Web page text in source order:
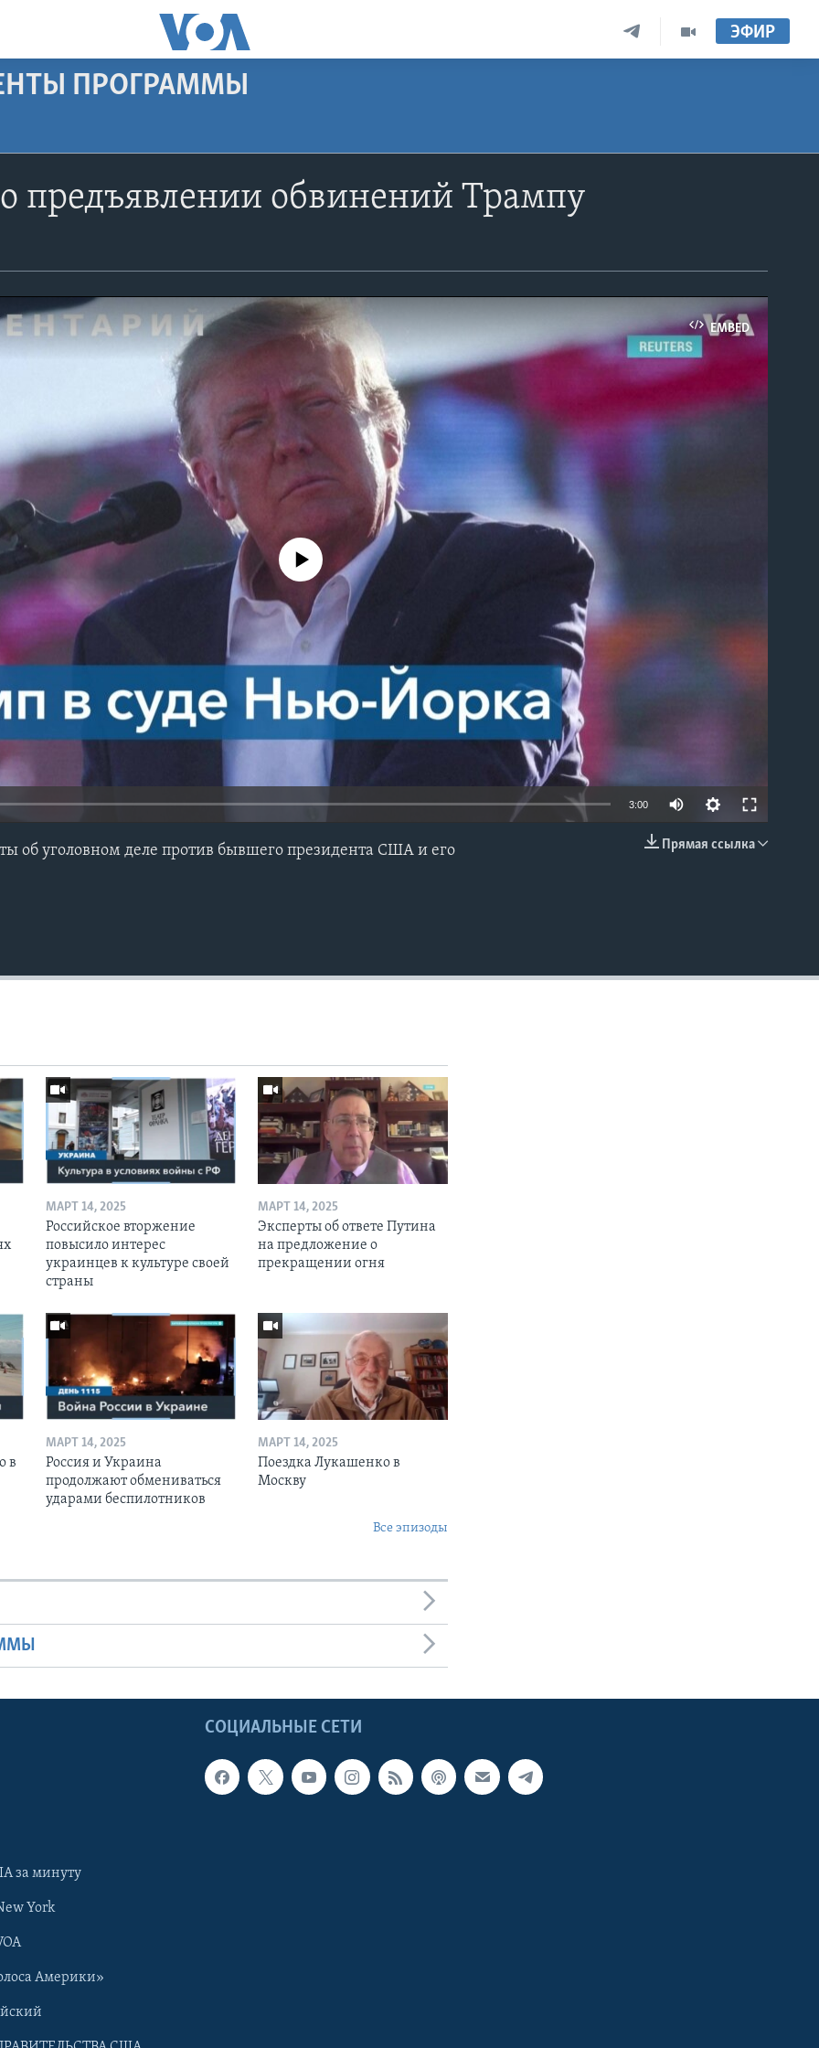
ЭФИР
ПРОГРАММЫ
предъявлении обвинений Трампу
EMBED
No media source currently available
3:00
Прямая ссылка
об уголовном деле против бывшего президента США и его
МАРТ 14, 2025
Российское вторжение
повысило интерес
украинцев к культуре своей
страны
МАРТ 14, 2025
Эксперты об ответе Путина
на предложение о
прекращении огня
в
МАРТ 14, 2025
Россия и Украина
продолжают обмениваться
ударами беспилотников
МАРТ 14, 2025
Поездка Лукашенко в
Москву
Все эпизоды
СОЦИАЛЬНЫЕ СЕТИ
за минуту
York
Америки»